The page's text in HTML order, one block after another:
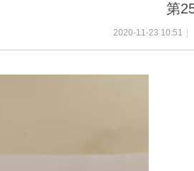
第
2020-11-23 10:51